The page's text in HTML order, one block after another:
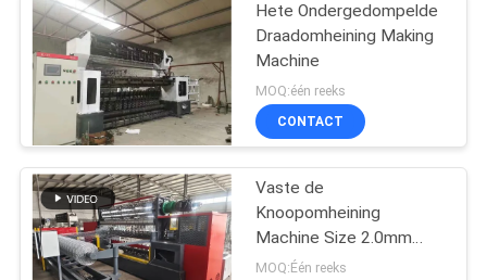
Hete Ondergedompelde
Draadomheining Making
Machine
MOQ:één reeks
CONTACT
Vaste de
Knoopomheining
Machine Size 2.0mm
Dierlijke Omheining
MOQ:Één reeks